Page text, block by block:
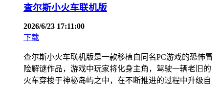
查尔斯小火车联机版
2026/6/23 17:11:00
下载
查尔斯小火车联机版是一款移植自同名PC游戏的恐怖冒
险解谜作品，游戏中玩家将化身主角，驾驶一辆老旧的
火车穿梭于神秘岛屿之中，在不断推进的过程中升级自